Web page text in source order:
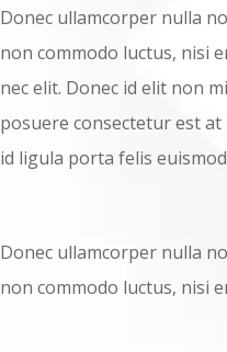
Donec ullamcorper nulla
non commodo luctus, nisi
nec elit. Donec id elit non
posuere consectetur est
id ligula porta felis
Donec ullamcorper nulla
non commodo luctus, nisi